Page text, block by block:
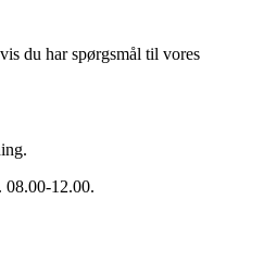
du har spørgsmål til vores
08.00-12.00.